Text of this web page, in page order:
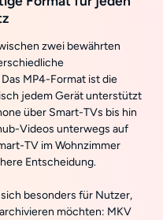
zwei bewährten
MP4-Format ist die
jedem Gerät unterstützt
über Smart-TVs bis hin
Videos unterwegs auf
TV im Wohnzimmer
Entscheidung.
besonders für Nutzer,
möchten: MKV